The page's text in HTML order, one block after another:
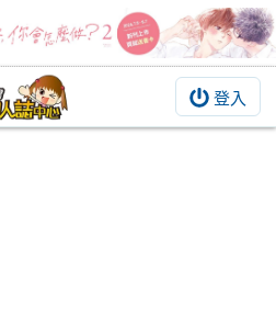
登入